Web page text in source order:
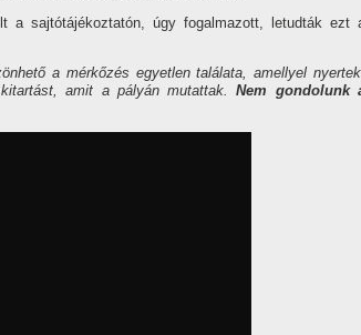
a sajtótájékoztatón, úgy fogalmazott, letudták ezt
a mérkőzés egyetlen találata, amellyel
amit a pályán mutattak.Nem gondolunk